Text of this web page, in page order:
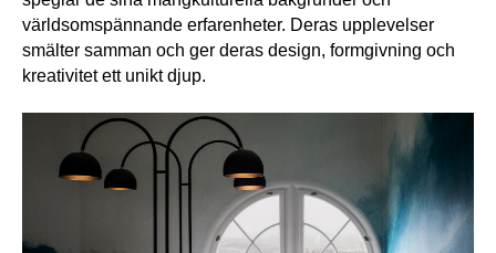
världsomspännande erfarenheter. Deras upplevelser
smälter samman och ger deras design, formgivning och
kreativitet ett unikt djup.